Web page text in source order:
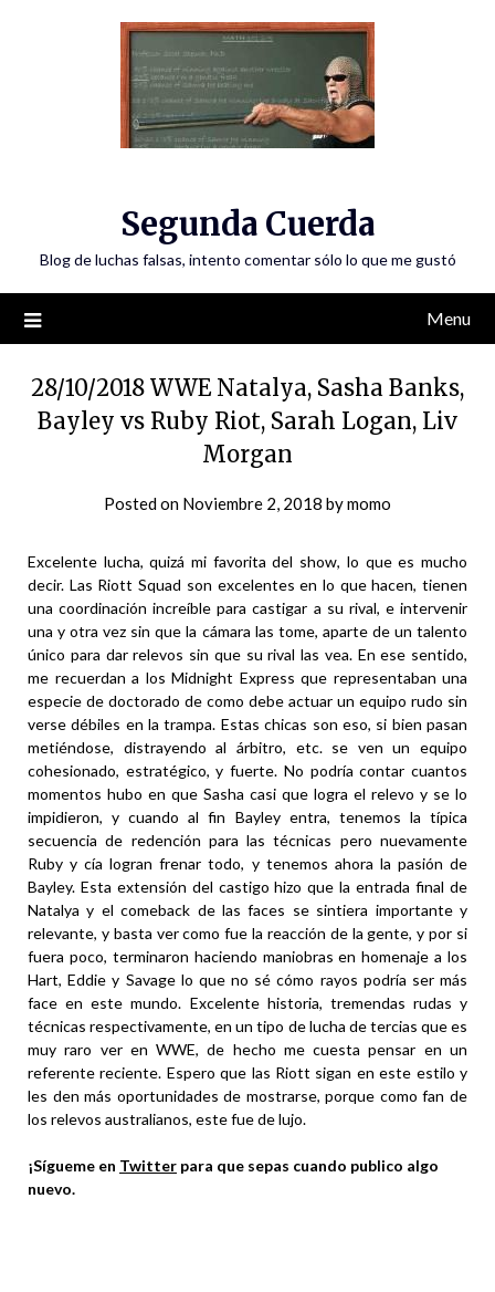
Segunda Cuerda
Blog de luchas falsas, intento comentar sólo lo que me gustó
Menu
28/10/2018 WWE Natalya, Sasha Banks,
Bayley vs Ruby Riot, Sarah Logan, Liv
Morgan
Posted on Noviembre 2, 2018 bymomo
Excelente lucha, quizá mi favorita del show, lo que es mucho
decir. Las Riott Squad son excelentes en lo que hacen, tienen
una coordinación increíble para castigar a su rival, e intervenir
una y otra vez sin que la cámara las tome, aparte de un talento
único para dar relevos sin que su rival las vea. En ese sentido,
me recuerdan a los Midnight Express que representaban una
especie de doctorado de como debe actuar un equipo rudo sin
verse débiles en la trampa. Estas chicas son eso, si bien pasan
metiéndose, distrayendo al árbitro, etc. se ven un equipo
cohesionado, estratégico, y fuerte. No podría contar cuantos
momentos hubo en que Sasha casi que logra el relevo y se lo
impidieron, y cuando al fin Bayley entra, tenemos la típica
secuencia de redención para las técnicas pero nuevamente
Ruby y cía logran frenar todo, y tenemos ahora la pasión de
Bayley. Esta extensión del castigo hizo que la entrada final de
Natalya y el comeback de las faces se sintiera importante y
relevante, y basta ver como fue la reacción de la gente, y por si
fuera poco, terminaron haciendo maniobras en homenaje a los
Hart, Eddie y Savage lo que no sé cómo rayos podría ser más
face en este mundo. Excelente historia, tremendas rudas y
técnicas respectivamente, en un tipo de lucha de tercias que es
muy raro ver en WWE, de hecho me cuesta pensar en un
referente reciente. Espero que las Riott sigan en este estilo y
les den más oportunidades de mostrarse, porque como fan de
los relevos australianos, este fue de lujo.
¡Sígueme en Twitter para que sepas cuando publico algo
nuevo.